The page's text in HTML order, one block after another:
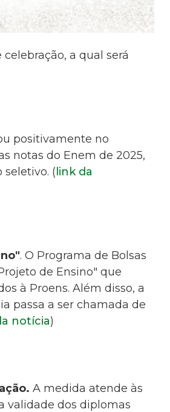
celebração, a qual será
positivamente no
notas do Enem de 2025,
seletivo. ( link da
. O Programa de Bolsas
de Ensino" que
à Proens. Além disso, a
passa a ser chamada de
notícia)
A medida atende às
validade dos diplomas